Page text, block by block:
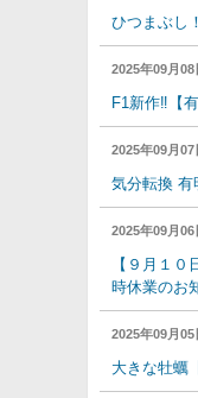
ひつまぶし
2025年09月08
F1新作‼【
2025年09月07
気分転換 有
2025年09月06
【９月１
時休業のお
2025年09月05
大きな牡蠣